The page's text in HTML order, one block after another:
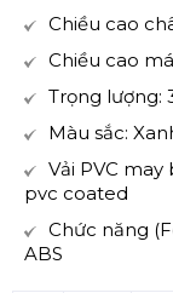
Chiều cao
Chiều cao
Trọng lượng:
Màu sắc:
Vải PVC
pvc coated
Chức năng
ABS